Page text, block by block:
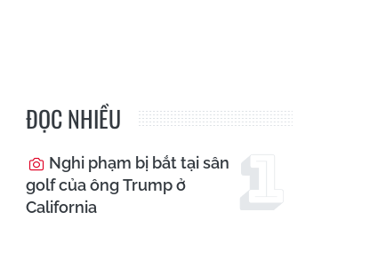
ĐỌC NHIỀU
Nghi phạm bị bắt tại sân
golf của ông Trump ở
California